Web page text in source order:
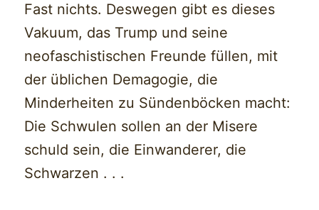
Fast nichts. Deswegen gibt es dieses
Vakuum, das Trump und seine
neofaschistischen Freunde füllen, mit
der üblichen Demagogie, die
Minderheiten zu Sündenböcken macht:
Die Schwulen sollen an der Misere
schuld sein, die Einwanderer, die
Schwarzen . . .